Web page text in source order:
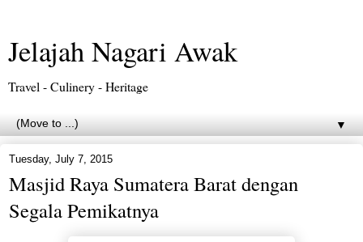
Jelajah Nagari Awak
Travel - Culinery - Heritage
▼
Tuesday, July 7, 2015
Masjid Raya Sumatera Barat dengan
Segala Pemikatnya